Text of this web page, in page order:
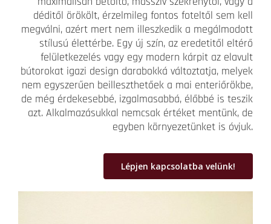
déditől örökölt, érzelmileg fontos foteltől sem kell
megválni, azért mert nem illeszkedik a megálmodott
stílusú élettérbe. Egy új szín, az eredetitől eltérő
felületkezelés vagy egy modern kárpit az elavult
bútorokat igazi design darabokká változtatja, melyek
nem egyszerűen beilleszthetőek a mai enteriőrökbe,
de még érdekesebbé, izgalmasabbá, élőbbé is teszik
azt. Alkalmazásukkal nemcsak értéket mentünk, de
egyben környezetünket is óvjuk.
Lépjen kapcsolatba velünk!